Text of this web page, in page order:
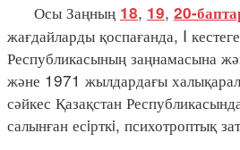
Осы Заңның 18, 19, 20-
жағдайларды қоспағанда, I
Республикасының заңнамасына
және 1971 жылдардағы
сәйкес Қазақстан
салынған есiрткi, психотроптық